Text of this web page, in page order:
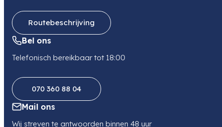
Routebeschrijving
Bel ons
Telefonisch bereikbaar tot 18:00
070 360 88 04
Mail ons
Wij streven te antwoorden binnen 48 uur